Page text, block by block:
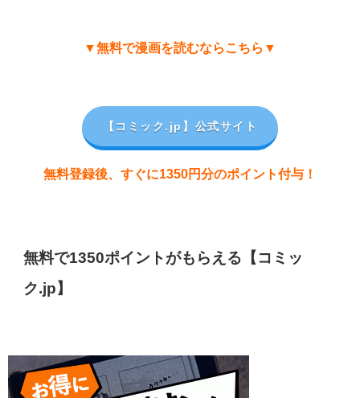
▼無料で漫画を読むならこちら▼
【コミック.jp 】公式サイト
無料登録後、すぐに1350円分のポイント付与！
無料で1350ポイントがもらえる【コミッ
ク.jp】